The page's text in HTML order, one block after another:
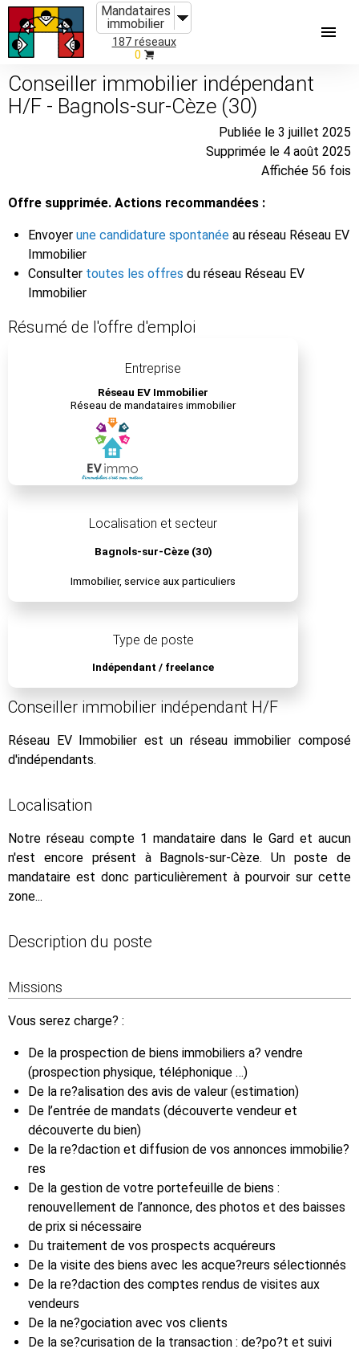
Mandataires
immobilier
187 réseaux
0
Conseiller immobilier indépendant
H/F - Bagnols-sur-Cèze (30)
Publiée le 3 juillet 2025
Supprimée le 4 août 2025
Affichée 56 fois
Offre supprimée. Actions recommandées :
Envoyer une candidature spontanée au réseau Réseau EV
Immobilier
Consulter toutes les offres du réseau Réseau EV
Immobilier
Résumé de l'offre d'emploi
Entreprise
Réseau EV Immobilier
Réseau de mandataires immobilier
Localisation et secteur
Bagnols-sur-Cèze (30)
Immobilier, service aux particuliers
Type de poste
Indépendant / freelance
Conseiller immobilier indépendant H/F
Réseau EV Immobilier est un réseau immobilier composé
d'indépendants.
Localisation
Notre réseau compte 1 mandataire dans le Gard et aucun
n'est encore présent à Bagnols-sur-Cèze. Un poste de
mandataire est donc particulièrement à pourvoir sur cette
zone...
Description du poste
Missions
Vous serez charge? :
De la prospection de biens immobiliers a? vendre
(prospection physique, téléphonique …)
De la re?alisation des avis de valeur (estimation)
De l’entrée de mandats (découverte vendeur et
découverte du bien)
De la re?daction et diffusion de vos annonces immobilie?
res
De la gestion de votre portefeuille de biens :
renouvellement de l’annonce, des photos et des baisses
de prix si nécessaire
Du traitement de vos prospects acquéreurs
De la visite des biens avec les acque?reurs sélectionnés
De la re?daction des comptes rendus de visites aux
vendeurs
De la ne?gociation avec vos clients
De la se?curisation de la transaction : de?po?t et suivi